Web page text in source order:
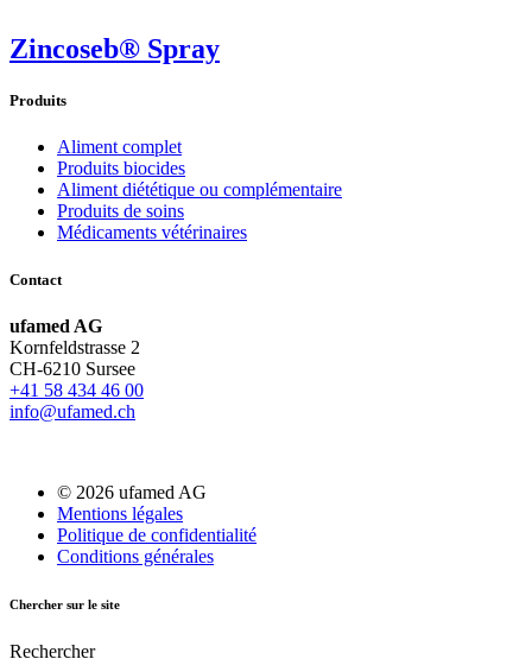
Zincoseb® Spray
Produits
Aliment complet
Produits biocides
Aliment diététique ou complémentaire
Produits de soins
Médicaments vétérinaires
Contact
ufamed AG
Kornfeldstrasse 2
CH-6210 Sursee
+41 58 434 46 00
info@ufamed.ch
© 2026 ufamed AG
Mentions légales
Politique de confidentialité
Conditions générales
Chercher sur le site
Rechercher